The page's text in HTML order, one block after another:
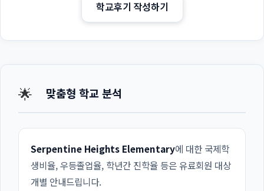
학교후기 작성하기
🌟 맞춤형 학교 분석
Serpentine Heights Elementary에 대한 국제학
생비율, 우등졸업율, 학년간 진학율 등은 유료회원 대상
개별 안내드립니다.